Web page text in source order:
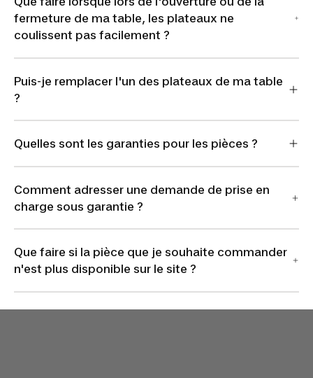
fermeture de ma table, les plateaux ne
coulissent pas facilement ?
Puis-je remplacer l'un des plateaux de ma table
?
Quelles sont les garanties pour les pièces ?
Comment adresser une demande de prise en
charge sous garantie ?
Que faire si la pièce que je souhaite commander
n'est plus disponible sur le site ?